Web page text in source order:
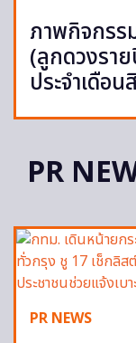
ภาพกิจกร
(ลูกดวงรา
ประจำเดือ
PR
PR NEWS